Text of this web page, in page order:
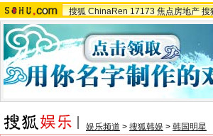
搜狐 ChinaRen 17173 焦点房地产 搜
娱乐频道 > 搜狐韩娱 > 韩国明星